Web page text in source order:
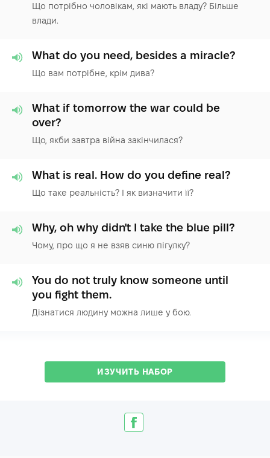
Що потрібно чоловікам, які мають владу? Більше
влади.
What do you need, besides a miracle?
Що вам потрібне, крім дива?
What if tomorrow the war could be
over?
Що, якби завтра війна закінчилася?
What is real. How do you define real?
Що таке реальність? І як визначити її?
Why, oh why didn't I take the blue pill?
Чому, про що я не взяв синю пігулку?
You do not truly know someone until
you fight them.
Дізнатися людину можна лише у бою.
ИЗУЧИТЬ НАБОР